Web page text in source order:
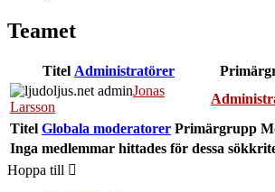
Teamet
Titel Administratörer
Jonas
Larsson
Titel Globala moderatorer Primärgrupp
Inga medlemmar hittades för dessa
Hoppa till